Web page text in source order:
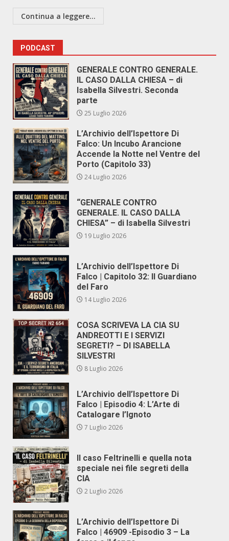
Continua a leggere...
PODCAST
GENERALE CONTRO GENERALE.
IL CASO DALLA CHIESA – di
Isabella Silvestri. Seconda
parte
25 Luglio 2026
L’Archivio dell’Ispettore Di
Falco: Un Incubo Arancione
Accende la Notte nel Ventre del
Porto (Capitolo 33)
24 Luglio 2026
“GENERALE CONTRO
GENERALE. IL CASO DALLA
CHIESA” – di Isabella Silvestri
19 Luglio 2026
L’Archivio dell’Ispettore Di
Falco | Capitolo 32: Il Guardiano
del Faro
14 Luglio 2026
COSA SCRIVEVA LA CIA SU
ANDREOTTI E I SERVIZI
SEGRETI? – DI ISABELLA
SILVESTRI
8 Luglio 2026
L’Archivio dell’Ispettore Di
Falco | Episodio 4: L’Arte di
Catalogare l’Ignoto
7 Luglio 2026
Il caso Feltrinelli e quella nota
speciale nei file segreti della
CIA
2 Luglio 2026
L’Archivio dell’Ispettore Di
Falco | 46909 -Episodio 3 – La